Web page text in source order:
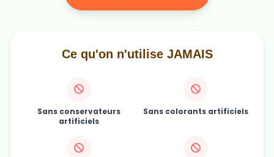
Ce qu'on n'utilise JAMAIS
Sans conservateurs
artificiels
Sans colorants artificiels